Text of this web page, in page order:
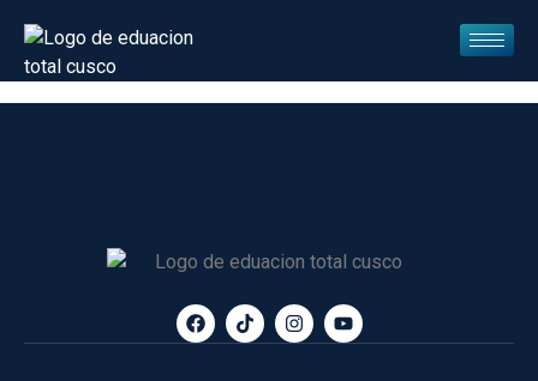
My account
[woocommerce_my_account]